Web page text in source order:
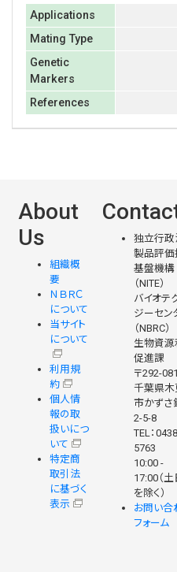
Applications
Mating Type
Genetic
Markers
References
About
Us
組織概
要
ＮＢＲＣ
について
当サイト
について
利用規
約
個人情
報の取
扱いにつ
いて
特定商
取引法
に基づく
表示
独立行政
製品評価
基盤機構
（NITE）
バイオテ
ジーセン
（NBRC）
生物資源
促進課
〒292-
千葉県木
市かずさ
2-5-8
TEL：
5763
10:00 -
17:00（
を除く）
お問い合
フォーム